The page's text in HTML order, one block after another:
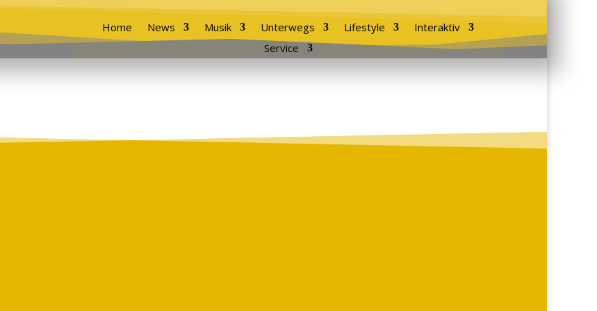
Home News Musik Unterwegs Lifestyle
Interaktiv
Service